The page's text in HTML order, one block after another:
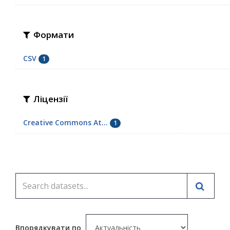
Формати
CSV 1
Ліцензії
Creative Commons At... 1
Впорядкувати по